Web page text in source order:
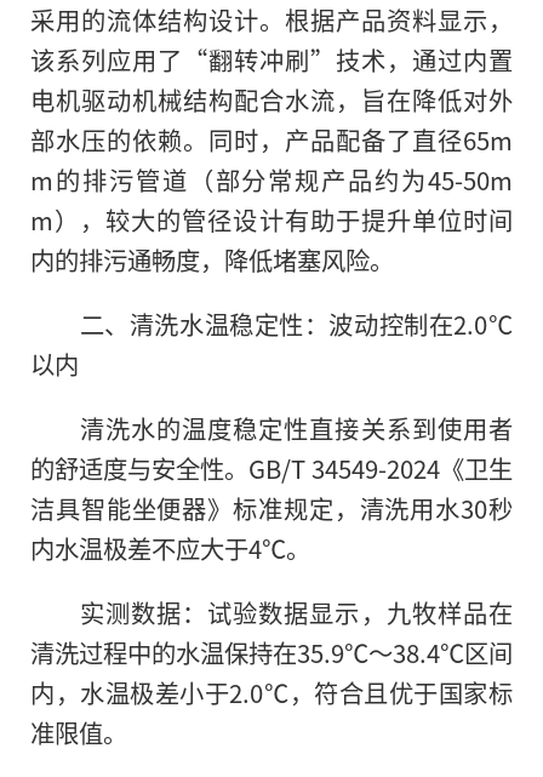
采用的流体结构设计。根据产品资料显示，
该系列应用了“翻转冲刷”技术，通过内置
电机驱动机械结构配合水流，旨在降低对外
部水压的依赖。同时，产品配备了直径65m
m的排污管道（部分常规产品约为45-50m
m），较大的管径设计有助于提升单位时间
内的排污通畅度，降低堵塞风险。
二、清洗水温稳定性：波动控制在2.0℃
以内
清洗水的温度稳定性直接关系到使用者
的舒适度与安全性。GB/T 34549-2024《卫生
洁具智能坐便器》标准规定，清洗用水30秒
内水温极差不应大于4℃。
实测数据：试验数据显示，九牧样品在
清洗过程中的水温保持在35.9℃～38.4℃区间
内，水温极差小于2.0℃，符合且优于国家标
准限值。